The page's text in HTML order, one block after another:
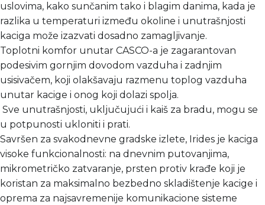
uslovima, kako sunčanim tako i blagim danima, kada je
razlika u temperaturi između okoline i unutrašnjosti
kaciga može izazvati dosadno zamagljivanje.
Toplotni komfor unutar CASCO-a je zagarantovan
podesivim gornjim dovodom vazduha i zadnjim
usisivačem, koji olakšavaju razmenu toplog vazduha
unutar kacige i onog koji dolazi spolja.
Sve unutrašnjosti, uključujući i kaiš za bradu, mogu se
u potpunosti ukloniti i prati.
Savršen za svakodnevne gradske izlete, Irides je kaciga
visoke funkcionalnosti: na dnevnim putovanjima,
mikrometričko zatvaranje, prsten protiv krađe koji je
koristan za maksimalno bezbedno skladištenje kacige i
oprema za najsavremenije komunikacione sisteme